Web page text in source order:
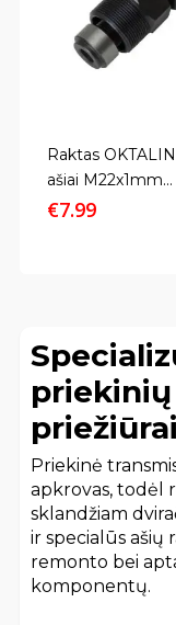
Raktas
ašiai M22x1mm...
€7.99
priežiūrai
Priekinė
apkrovas, todėl
sklandžiam
ir specialūs ašių
remonto bei
komponentų.